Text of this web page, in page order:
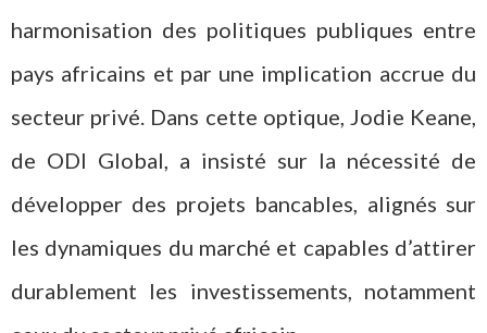
harmonisation des politiques publiques entre
pays africains et par une implication accrue du
secteur privé. Dans cette optique, Jodie Keane,
de ODI Global, a insisté sur la nécessité de
développer des projets bancables, alignés sur
les dynamiques du marché et capables d’attirer
durablement les investissements, notamment